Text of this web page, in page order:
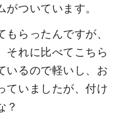
ついています。
らったんですが、
それに比べてこちら
いるので軽いし、お
ていましたが、付け
？